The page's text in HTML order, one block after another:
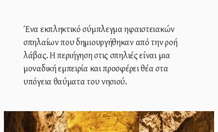
Ένα εκπληκτικό σύμπλεγμα ηφαιστειακών
σπηλαίων που δημιουργήθηκαν από την ροή
λάβας. Η περιήγηση στις σπηλιές είναι μια
μοναδική εμπειρία και προσφέρει θέα στα
υπόγεια θαύματα του νησιού.